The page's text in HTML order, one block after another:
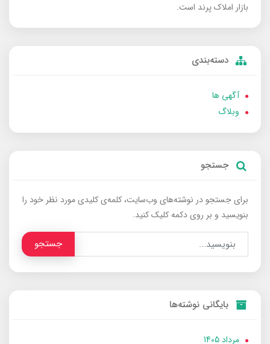
بازار املاک پرند است.
دسته‌بندی
آگهی ها
وبلاگ
جستجو
برای جستجو در نوشته‌های وب‌سایت، کلمه‌ی کلیدی مورد نظر خود را
بنویسید و بر روی دکمه کلیک کنید.
جستجو
بایگانی نوشته‌ها
مرداد 1405